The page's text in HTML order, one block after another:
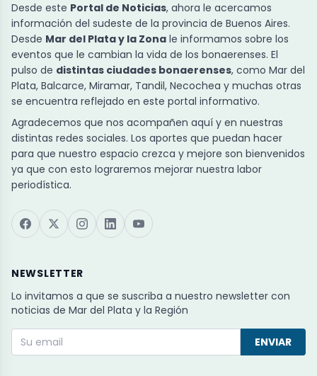
Desde este Portal de Noticias, ahora le acercamos
información del sudeste de la provincia de Buenos Aires.
Desde Mar del Plata y la Zona le informamos sobre los
eventos que le cambian la vida de los bonaerenses. El
pulso de distintas ciudades bonaerenses, como Mar del
Plata, Balcarce, Miramar, Tandil, Necochea y muchas otras
se encuentra reflejado en este portal informativo.
Agradecemos que nos acompañen aquí y en nuestras
distintas redes sociales. Los aportes que puedan hacer
para que nuestro espacio crezca y mejore son bienvenidos
ya que con esto lograremos mejorar nuestra labor
periodística.
NEWSLETTER
Lo invitamos a que se suscriba a nuestro newsletter con
noticias de Mar del Plata y la Región
ENVIAR